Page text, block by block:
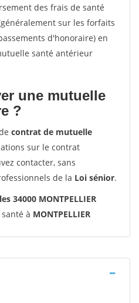
des frais de santé
sur les forfaits
d'honoraire) en
santé antérieur
une mutuelle
?
contrat de mutuelle
sur le contrat
contacter, sans
de la Loi sénior.
34000 MONTPELLIER
à MONTPELLIER